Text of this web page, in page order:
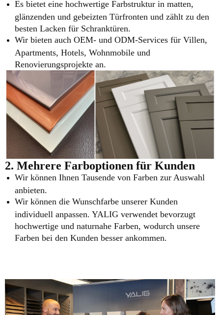
Es bietet eine hochwertige Farbstruktur in matten,
glänzenden und gebeizten Türfronten und zählt zu den
besten Lacken für Schranktüren.
Wir bieten auch OEM- und ODM-Services für Villen,
Apartments, Hotels, Wohnmobile und
Renovierungsprojekte an.
2. Mehrere Farboptionen für Kunden
Wir können Ihnen Tausende von Farben zur Auswahl
anbieten.
Wir können die Wunschfarbe unserer Kunden
individuell anpassen. YALIG verwendet bevorzugt
hochwertige und naturnahe Farben, wodurch unsere
Farben bei den Kunden besser ankommen.